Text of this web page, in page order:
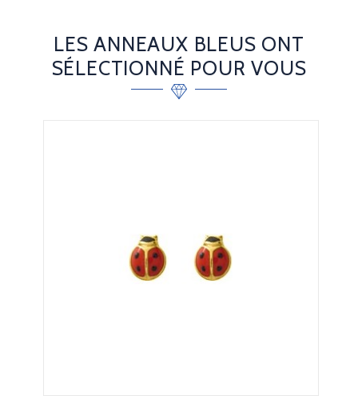
LES ANNEAUX BLEUS ONT
SÉLECTIONNÉ POUR VOUS